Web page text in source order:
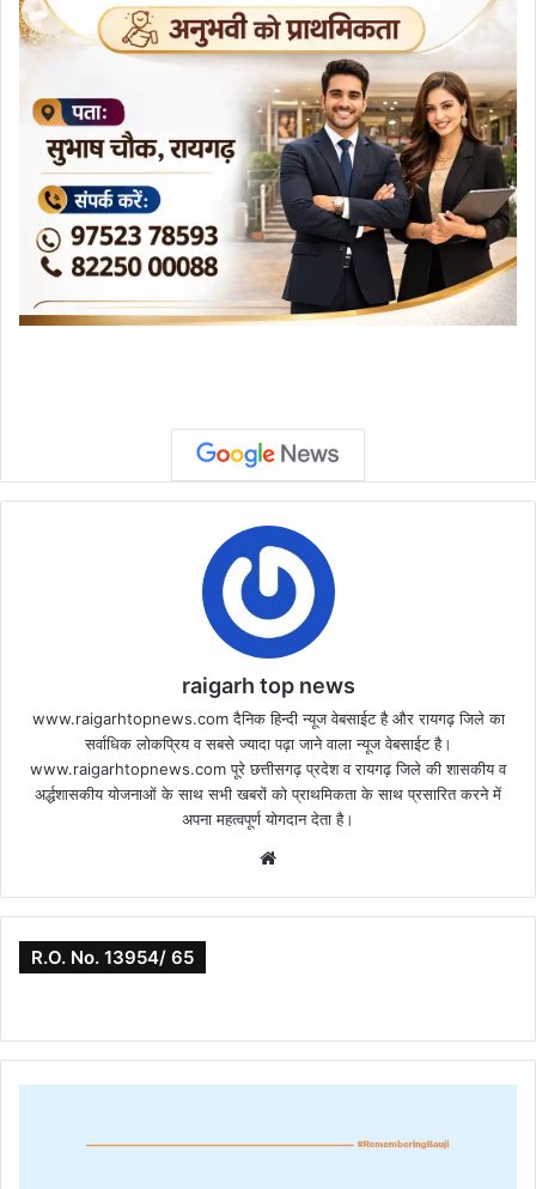
raigarh top news
www.raigarhtopnews.com दैनिक हिन्दी न्यूज वेबसाईट है और रायगढ़ जिले का
सर्वाधिक लोकप्रिय व सबसे ज्यादा पढ़ा जाने वाला न्यूज वेबसाईट है।
www.raigarhtopnews.com पूरे छत्तीसगढ़ प्रदेश व रायगढ़ जिले की शासकीय व
अर्द्धशासकीय योजनाओं के साथ सभी खबरों को प्राथमिकता के साथ प्रसारित करने में
अपना महत्वपूर्ण योगदान देता है।
R.O. No. 13954/ 65